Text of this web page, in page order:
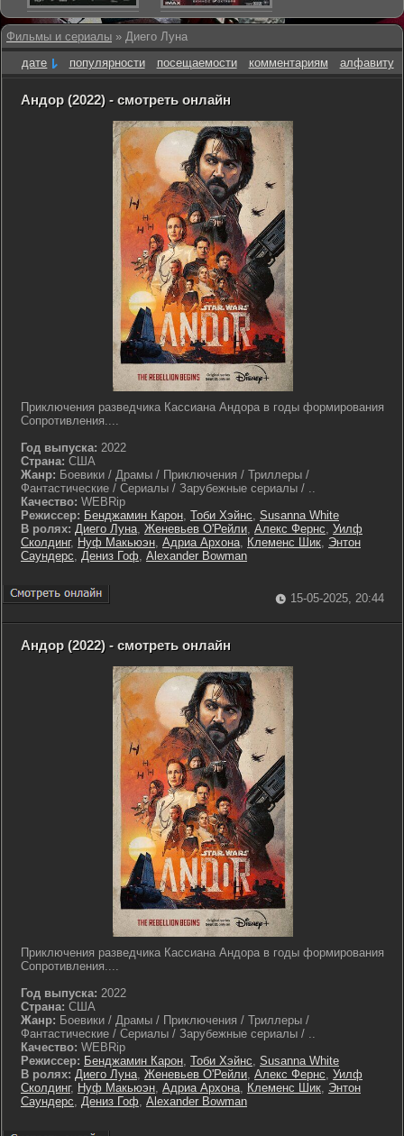
Фильмы и сериалы » Диего Луна
дате
популярности посещаемости комментариям алфавиту
Андор (2022) - смотреть онлайн
Приключения разведчика Кассиана Андора в годы формирования
Сопротивления....
Год выпуска: 2022
Страна: США
Жанр: Боевики / Драмы / Приключения / Триллеры /
Фантастические / Сериалы / Зарубежные сериалы / ..
Качество: WEBRip
Режиссер: Бенджамин Карон, Тоби Хэйнс, Susanna White
В ролях: Диего Луна, Женевьев О'Рейли, Алекс Фернс, Уилф
Сколдинг, Нуф Макьюэн, Адриа Архона, Клеменс Шик, Энтон
Саундерс, Дениз Гоф, Alexander Bowman
15-05-2025, 20:44
Андор (2022) - смотреть онлайн
Приключения разведчика Кассиана Андора в годы формирования
Сопротивления....
Год выпуска: 2022
Страна: США
Жанр: Боевики / Драмы / Приключения / Триллеры /
Фантастические / Сериалы / Зарубежные сериалы / ..
Качество: WEBRip
Режиссер: Бенджамин Карон, Тоби Хэйнс, Susanna White
В ролях: Диего Луна, Женевьев О'Рейли, Алекс Фернс, Уилф
Сколдинг, Нуф Макьюэн, Адриа Архона, Клеменс Шик, Энтон
Саундерс, Дениз Гоф, Alexander Bowman